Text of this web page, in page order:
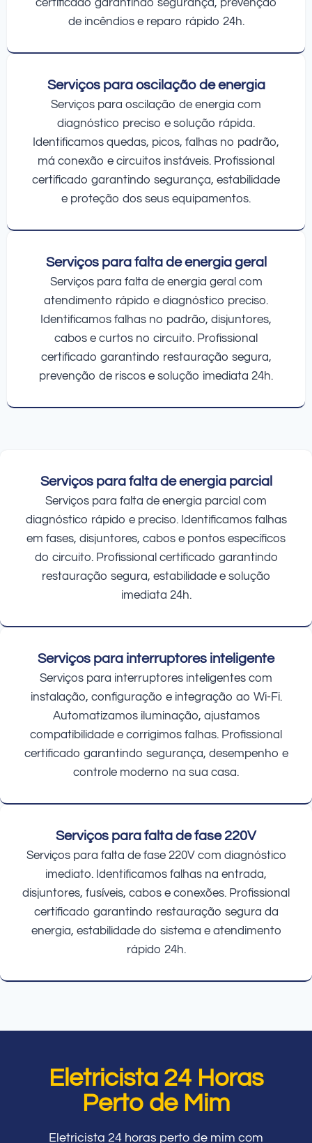
de incêndios e reparo rápido 24h.
Serviços para oscilação de energia
Serviços para oscilação de energia com
diagnóstico preciso e solução rápida.
Identificamos quedas, picos, falhas no padrão,
má conexão e circuitos instáveis. Profissional
certificado garantindo segurança, estabilidade
e proteção dos seus equipamentos.
Serviços para falta de energia geral
Serviços para falta de energia geral com
atendimento rápido e diagnóstico preciso.
Identificamos falhas no padrão, disjuntores,
cabos e curtos no circuito. Profissional
certificado garantindo restauração segura,
prevenção de riscos e solução imediata 24h.
Serviços para falta de energia parcial
Serviços para falta de energia parcial com
diagnóstico rápido e preciso. Identificamos falhas
em fases, disjuntores, cabos e pontos específicos
do circuito. Profissional certificado garantindo
restauração segura, estabilidade e solução
imediata 24h.
Serviços para interruptores inteligente
Serviços para interruptores inteligentes com
instalação, configuração e integração ao Wi-Fi.
Automatizamos iluminação, ajustamos
compatibilidade e corrigimos falhas. Profissional
certificado garantindo segurança, desempenho e
controle moderno na sua casa.
Serviços para falta de fase 220V
Serviços para falta de fase 220V com diagnóstico
imediato. Identificamos falhas na entrada,
disjuntores, fusíveis, cabos e conexões. Profissional
certificado garantindo restauração segura da
energia, estabilidade do sistema e atendimento
rápido 24h.
Eletricista 24 Horas
Perto de Mim
Eletricista 24 horas perto de mim com